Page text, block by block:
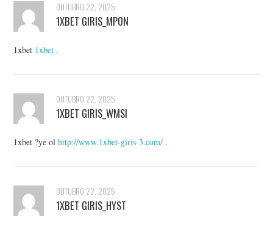
OUTUBRO 22, 2025
1XBET GIRIS_MPON
1xbet 1xbet .
OUTUBRO 22, 2025
1XBET GIRIS_WMSI
1xbet ?ye olhttp://www.1xbet-giris-3.com/ .
OUTUBRO 22, 2025
1XBET GIRIS_HYST